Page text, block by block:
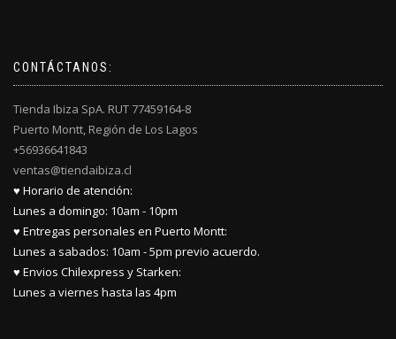
CONTÁCTANOS:
Tienda Ibiza SpA. RUT 77459164-8
Puerto Montt, Región de Los Lagos
+56936641843
ventas@tiendaibiza.cl
♥ Horario de atención:
Lunes a domingo: 10am - 10pm
♥ Entregas personales en Puerto Montt:
Lunes a sabados: 10am - 5pm previo acuerdo.
♥ Envios Chilexpress y Starken:
Lunes a viernes hasta las 4pm